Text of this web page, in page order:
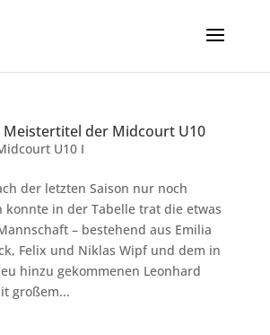
Meistertitel der Midcourt U10
U10 I
der letzten Saison nur noch
konnte in der Tabelle trat die etwas
– bestehend aus Emilia
Felix und Niklas Wipf und dem in
hinzu gekommenen Leonhard
großem...